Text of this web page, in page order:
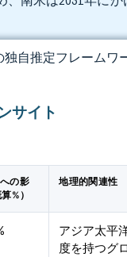
自推定フレーム
サイト
の影
%）
地理的関連性
アジア太平
度を持つグ